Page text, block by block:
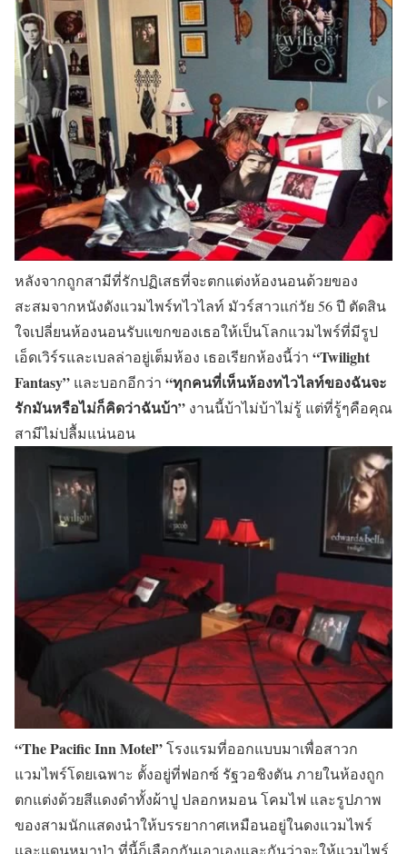
หลังจากถูกสามีที่รักปฏิเสธที่จะตกแต่งห้องนอนด้วยของ
สะสมจากหนังดังแวมไพร์ทไวไลท์ มัวร์สาวแก่วัย 56 ปี ตัดสิน
ใจเปลี่ยนห้องนอนรับแขกของเธอให้เป็นโลกแวมไพร์ที่มีรูป
เอ็ดเวิร์รและเบลล่าอยู่เต็มห้อง เธอเรียกห้องนี้ว่า “Twilight
Fantasy” และบอกอีกว่า “ทุกคนที่เห็นห้องทไวไลท์ของฉันจะ
รักมันหรือไม่ก็คิดว่าฉันบ้า” งานนี้บ้าไม่บ้าไม่รู้ แต่ที่รู้ๆคือคุณ
สามีไม่ปลื้มแน่นอน
“The Pacific Inn Motel”โรงแรมที่ออกแบบมาเพื่อสาวก
แวมไพร์โดยเฉพาะ ตั้งอยู่ที่ฟอกซ์ รัฐวอชิงตัน ภายในห้องถูก
ตกแต่งด้วยสีแดงดำทั้งผ้าปู ปลอกหมอน โคมไฟ และรูปภาพ
ของสามนักแสดงนำให้บรรยากาศเหมือนอยู่ในดงแวมไพร์
และแดนหมาป่า ที่นี้ก็เลือกกันเอาเองและกันว่าจะให้แวมไพร์